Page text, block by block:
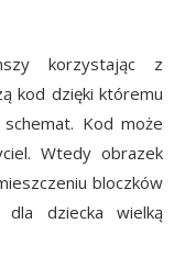
korzystając z
kod dzięki któremu
Kod może
Wtedy obrazek
bloczków
dla dziecka wielką